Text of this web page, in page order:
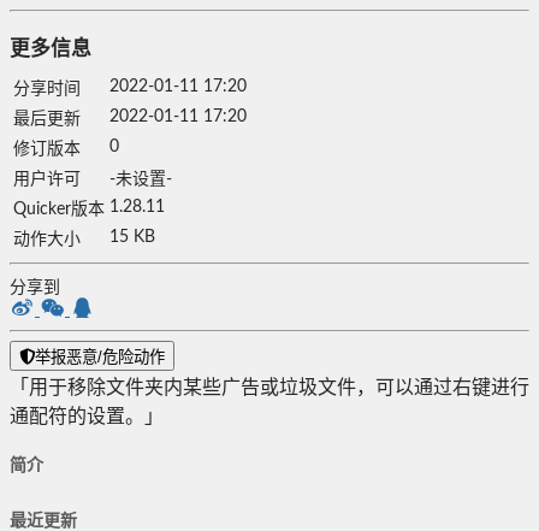
更多信息
分享时间
2022-01-11 17:20
最后更新
2022-01-11 17:20
修订版本
0
用户许可
-未设置-
Quicker版本 1.28.11
动作大小
15 KB
分享到
举报恶意/危险动作
「用于移除文件夹内某些广告或垃圾文件，可以通过右键进行
通配符的设置。」
简介
最近更新